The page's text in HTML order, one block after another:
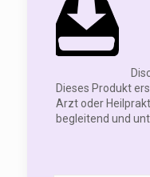
Dieses Produkt
Arzt oder
begleitend und